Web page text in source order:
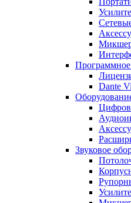
Программное
Dante
Звуковое